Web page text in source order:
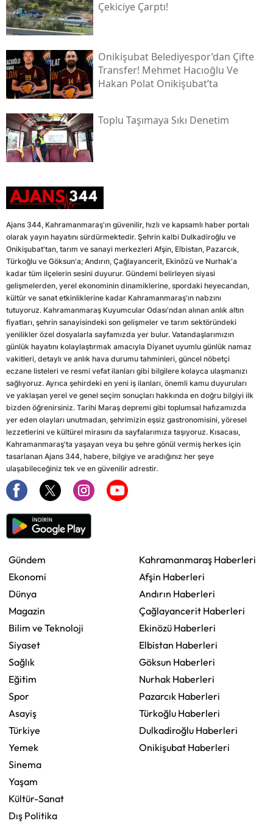
Çekiciye Çarptı!
Onikişubat Belediyespor’dan Çifte
Transfer! Mehmet Hacıoğlu Ve
Hakan Polat Onikişubat’ta
Toplu Taşımaya Sıkı Denetim
Ajans 344, Kahramanmaraş'ın güvenilir, hızlı ve kapsamlı haber portalı
olarak yayın hayatını sürdürmektedir. Şehrin kalbi Dulkadiroğlu ve
Onikişubat'tan, tarım ve sanayi merkezleri Afşin, Elbistan, Pazarcık,
Türkoğlu ve Göksun'a; Andırın, Çağlayancerit, Ekinözü ve Nurhak'a
kadar tüm ilçelerin sesini duyurur. Gündemi belirleyen siyasi
gelişmelerden, yerel ekonominin dinamiklerine, spordaki heyecandan,
kültür ve sanat etkinliklerine kadar Kahramanmaraş'ın nabzını
tutuyoruz. Kahramanmaraş Kuyumcular Odası'ndan alınan anlık altın
fiyatları, şehrin sanayisindeki son gelişmeler ve tarım sektöründeki
yenilikler özel dosyalarla sayfamızda yer bulur. Vatandaşlarımızın
günlük hayatını kolaylaştırmak amacıyla Diyanet uyumlu günlük namaz
vakitleri, detaylı ve anlık hava durumu tahminleri, güncel nöbetçi
eczane listeleri ve resmi vefat ilanları gibi bilgilere kolayca ulaşmanızı
sağlıyoruz. Ayrıca şehirdeki en yeni iş ilanları, önemli kamu duyuruları
ve yaklaşan yerel ve genel seçim sonuçları hakkında en doğru bilgiyi ilk
bizden öğrenirsiniz. Tarihi Maraş depremi gibi toplumsal hafızamızda
yer eden olayları unutmadan, şehrimizin eşsiz gastronomisini, yöresel
lezzetlerini ve kültürel mirasını da sayfalarımıza taşıyoruz. Kısacası,
Kahramanmaraş'ta yaşayan veya bu şehre gönül vermiş herkes için
tasarlanan Ajans 344, habere, bilgiye ve aradığınız her şeye
ulaşabileceğiniz tek ve en güvenilir adrestir.
Gündem
Ekonomi
Dünya
Magazin
Bilim ve Teknoloji
Siyaset
Sağlık
Eğitim
Spor
Asayiş
Türkiye
Yemek
Sinema
Yaşam
Kültür-Sanat
Dış Politika
Kahramanmaraş Haberleri
Afşin Haberleri
Andırın Haberleri
Çağlayancerit Haberleri
Ekinözü Haberleri
Elbistan Haberleri
Göksun Haberleri
Nurhak Haberleri
Pazarcık Haberleri
Türkoğlu Haberleri
Dulkadiroğlu Haberleri
Onikişubat Haberleri